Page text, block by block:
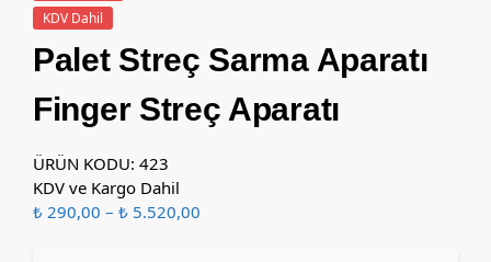
KDV Dahil
Palet Streç Sarma Aparatı
Finger Streç Aparatı
ÜRÜN KODU: 423
KDV ve Kargo Dahil
₺ 290,00 – ₺ 5.520,00